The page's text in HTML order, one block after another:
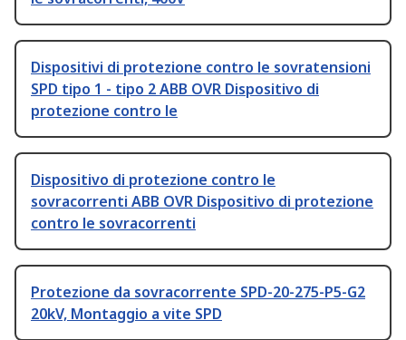
Dispositivi di protezione contro le sovratensioni
SPD tipo 1 - tipo 2 ABB OVR Dispositivo di
protezione contro le
Dispositivo di protezione contro le
sovracorrenti ABB OVR Dispositivo di protezione
contro le sovracorrenti
Protezione da sovracorrente SPD-20-275-P5-G2
20kV, Montaggio a vite SPD